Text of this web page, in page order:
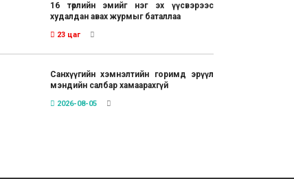
16 төрлийн эмийг нэг эх үүсвэрээс
худалдан авах журмыг баталлаа
23 цаг
Санхүүгийн хэмнэлтийн горимд эрүүл
мэндийн салбар хамаарахгүй
2026-08-05